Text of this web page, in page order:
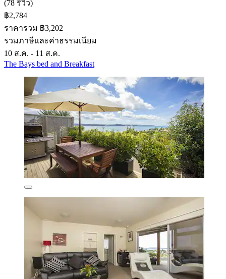
(78 รีวิว)
฿2,784
ราคารวม ฿3,202
รวมภาษีและค่าธรรมเนียม
10 ส.ค. - 11 ส.ค.
The Bays bed and Breakfast